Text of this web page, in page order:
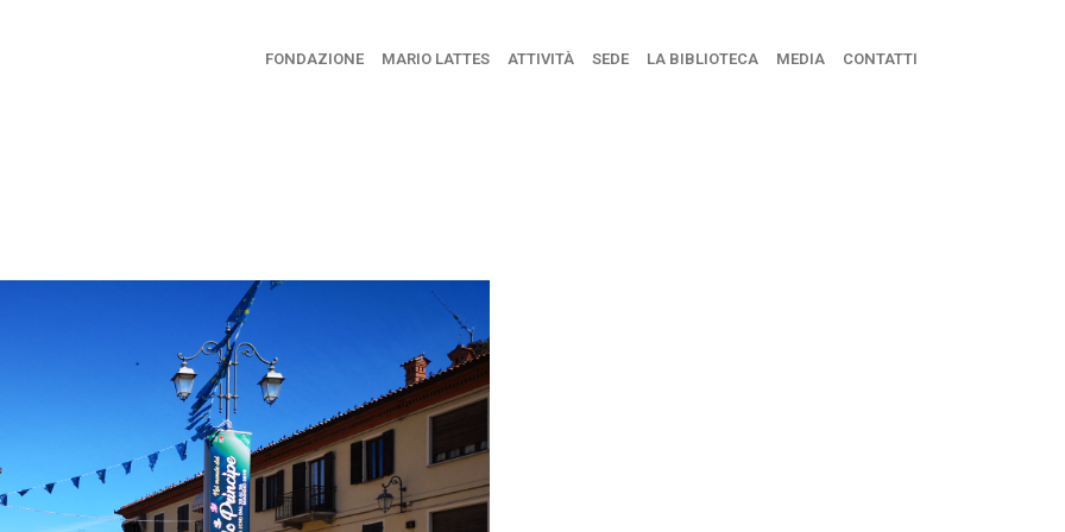
FONDAZIONE MARIO LATTES ATTIVITÀ SEDE LA BIBLIOTECA MEDIA CONTATTI